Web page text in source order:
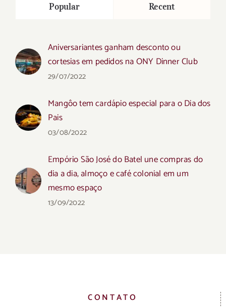
Popular Recent
Aniversariantes ganham desconto ou
cortesias em pedidos na ONY Dinner Club
29/07/2022
Mangôo tem cardápio especial para o Dia dos
Pais
03/08/2022
Empório São José do Batel une compras do
dia a dia, almoço e café colonial em um
mesmo espaço
13/09/2022
CONTATO